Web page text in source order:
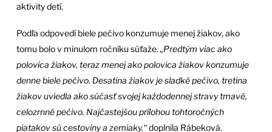
aktivity detí.
Podľa odpovedí biele pečivo konzumuje menej žiakov, ako
tomu bolo v minulom ročníku súťaže. „Predtým viac ako
polovica žiakov, teraz menej ako polovica žiakov konzumuje
denne biele pečivo. Desatina žiakov je sladké pečivo, tretina
žiakov uviedla ako súčasť svojej každodennej stravy tmavé,
celozrnné pečivo. Najčastejšou prílohou tohtoročných
piatakov sú cestoviny a zemiaky,“doplnila Rábeková.